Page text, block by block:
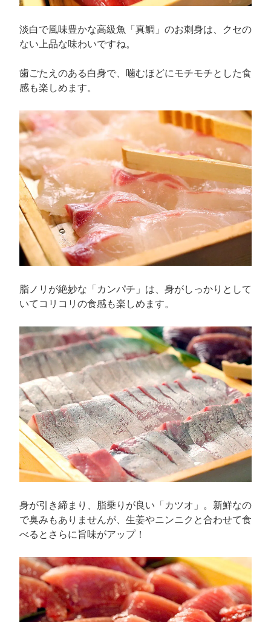
淡白で風味豊かな高級魚「真鯛」のお刺身は、クセの
ない上品な味わいですね。
歯ごたえのある白身で、噛むほどにモチモチとした食
感も楽しめます。
脂ノリが絶妙な「カンパチ」は、身がしっかりとして
いてコリコリの食感も楽しめます。
身が引き締まり、脂乗りが良い「カツオ」。新鮮なの
で臭みもありませんが、生姜やニンニクと合わせて食
べるとさらに旨味がアップ！